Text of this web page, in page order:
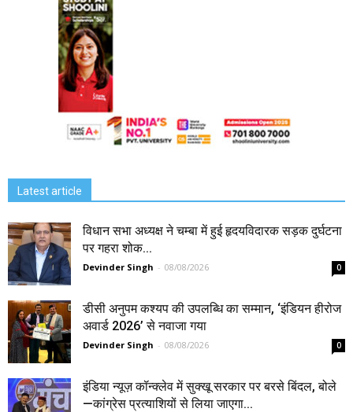
Latest article
विधान सभा अध्यक्ष ने चम्बा में हुई हृदयविदारक सड़क दुर्घटना
पर गहरा शोक...
Devinder Singh - 08/08/2026 0
डीसी अनुपम कश्यप की उपलब्धि का सम्मान, ‘इंडियन हीरोज
अवार्ड 2026’ से नवाजा गया
Devinder Singh - 08/08/2026 0
इंडिया न्यूज़ कॉन्क्लेव में सुक्खू सरकार पर बरसे बिंदल, बोले
—कांग्रेस प्रत्याशियों से लिया जाएगा...